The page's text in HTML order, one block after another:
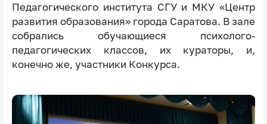
Педагогического института СГУ и МКУ «Центр
развития образования» города Саратова. В зале
собрались обучающиеся психолого-
педагогических классов, их кураторы, и,
конечно же, участники Конкурса.